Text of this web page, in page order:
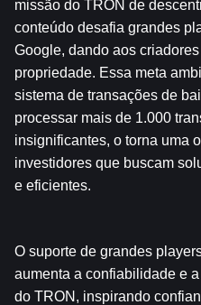
missão do TRON de
conteúdo desafia grandes
Google, dando aos
propriedade. Essa meta
sistema de transações de
processar mais de 1.000
insignificantes, o torna uma
investidores que buscam
e eficientes.
O suporte de grandes
aumenta a confiabilidade e
do TRON, inspirando